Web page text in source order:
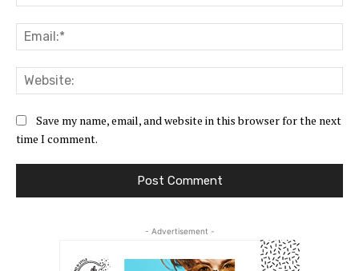
Save my name, email, and website in this browser for the next
time I comment.
- Advertisement -